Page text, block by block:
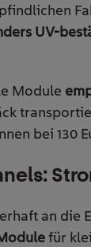
UV-
Module
bei 130
an die
für